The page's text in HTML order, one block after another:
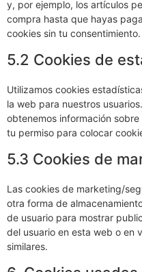
y, por ejemplo, los artículos
compra hasta que hayas
cookies sin tu consentimiento.
5.2 Cookies de
Utilizamos cookies
la web para nuestros
obtenemos información
tu permiso para colocar
5.3 Cookies de
Las cookies de marketing/
otra forma de
de usuario para mostrar
del usuario en esta web o en
similares.